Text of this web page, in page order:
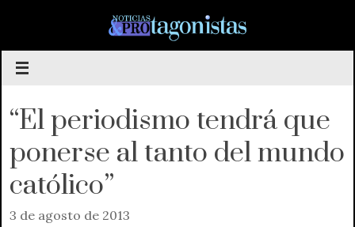
contenido
“El periodismo tendrá que
ponerse al tanto del mundo
católico”
3 de agosto de 2013